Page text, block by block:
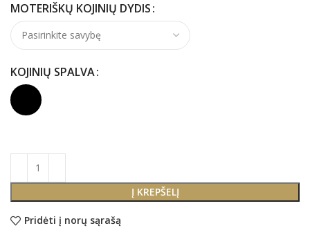
MOTERIŠKŲ KOJINIŲ DYDIS
KOJINIŲ SPALVA
Į KREPŠELĮ
Pridėti į norų sąrašą